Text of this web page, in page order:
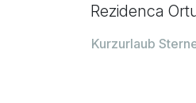
Rezidenca
Kurzurlaub